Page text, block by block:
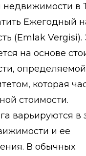
в
Ежегодный
(Emlak Vergisi).
на основе
которая
стоимости.
варьируются в
и ее
В обычных